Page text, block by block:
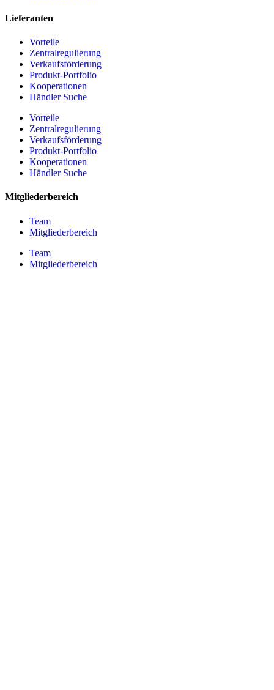
Lieferanten
Vorteile
Zentralregulierung
Verkaufsförderung
Produkt-Portfolio
Kooperationen
Händler Suche
Vorteile
Zentralregulierung
Verkaufsförderung
Produkt-Portfolio
Kooperationen
Händler Suche
Mitgliederbereich
Team
Mitgliederbereich
Team
Mitgliederbereich